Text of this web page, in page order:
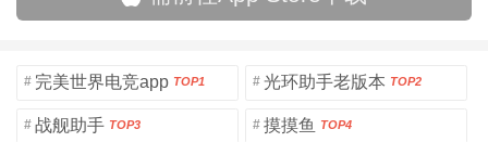
# 完美世界电竞app TOP1 # 光环助手老版本 TOP2
# 战舰助手 TOP3 # 摸摸鱼 TOP4